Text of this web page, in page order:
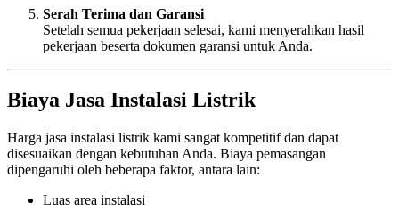
Serah Terima dan Garansi
Setelah semua pekerjaan selesai, kami menyerahkan hasil
pekerjaan beserta dokumen garansi untuk Anda.
Biaya Jasa Instalasi Listrik
Harga jasa instalasi listrik kami sangat kompetitif dan dapat
disesuaikan dengan kebutuhan Anda. Biaya pemasangan
dipengaruhi oleh beberapa faktor, antara lain:
Luas area instalasi